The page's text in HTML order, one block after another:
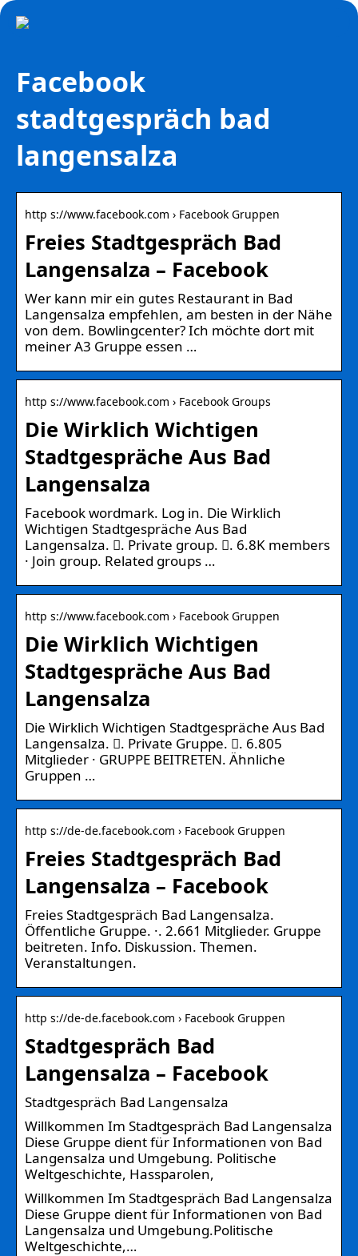
Facebook
stadtgespräch bad
langensalza
http s://www.facebook.com › Facebook Gruppen
Freies Stadtgespräch Bad
Langensalza – Facebook
Wer kann mir ein gutes Restaurant in Bad
Langensalza empfehlen, am besten in der Nähe
von dem. Bowlingcenter? Ich möchte dort mit
meiner A3 Gruppe essen …
http s://www.facebook.com › Facebook Groups
Die Wirklich Wichtigen
Stadtgespräche Aus Bad
Langensalza
Facebook wordmark. Log in. Die Wirklich
Wichtigen Stadtgespräche Aus Bad
Langensalza. 󱙺. Private group. 󰞋. 6.8K members
· Join group. Related groups …
http s://www.facebook.com › Facebook Gruppen
Die Wirklich Wichtigen
Stadtgespräche Aus Bad
Langensalza
Die Wirklich Wichtigen Stadtgespräche Aus Bad
Langensalza. 󱙺. Private Gruppe. 󰞋. 6.805
Mitglieder · GRUPPE BEITRETEN. Ähnliche
Gruppen …
http s://de-de.facebook.com › Facebook Gruppen
Freies Stadtgespräch Bad
Langensalza – Facebook
Freies Stadtgespräch Bad Langensalza.
Öffentliche Gruppe. ·. 2.661 Mitglieder. Gruppe
beitreten. Info. Diskussion. Themen.
Veranstaltungen.
http s://de-de.facebook.com › Facebook Gruppen
Stadtgespräch Bad
Langensalza – Facebook
Stadtgespräch Bad Langensalza
Willkommen Im Stadtgespräch Bad Langensalza
Diese Gruppe dient für Informationen von Bad
Langensalza und Umgebung. Politische
Weltgeschichte, Hassparolen,
Willkommen Im Stadtgespräch Bad Langensalza
Diese Gruppe dient für Informationen von Bad
Langensalza und Umgebung.Politische
Weltgeschichte,…